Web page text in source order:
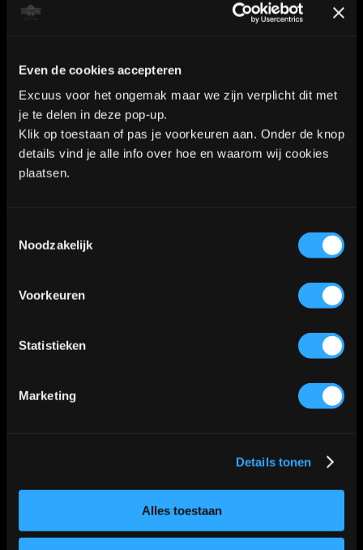
Even de cookies accepteren
Excuus voor het ongemak maar we zijn verplicht dit met
je te delen in deze pop-up.
Klik op toestaan of pas je voorkeuren aan. Onder de knop
details vind je alle info over hoe en waarom wij cookies
plaatsen.
Noodzakelijk
Voorkeuren
Statistieken
Marketing
Details tonen
Alles toestaan
KVK nummer: 90552571 | BTW nummer: NL002036941B22 |
Algemene voorwaarden|Privacy Policy
Kaart
Meest gelezen